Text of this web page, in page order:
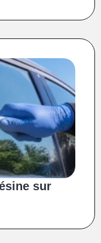
sur